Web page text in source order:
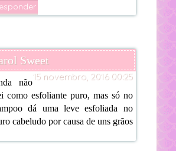
Sweet
15 novembro, 2016 00:25
não
como esfoliante puro, mas só no
dá uma leve esfoliada no
cabeludo por causa de uns grãos